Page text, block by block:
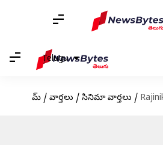
Telugu
హోమ్ / వార్తలు / సినిమా వార్తలు /